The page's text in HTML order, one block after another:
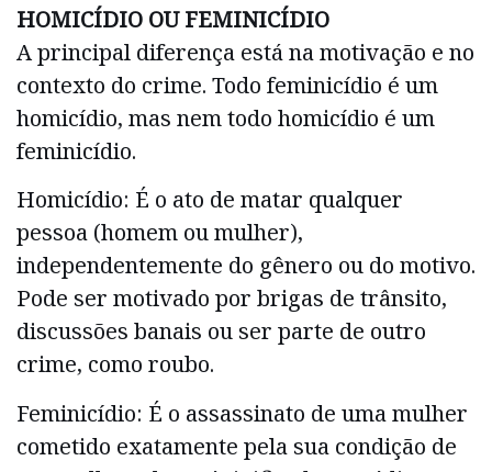
HOMICÍDIO OU FEMINICÍDIO
A principal diferença está na motivação e no
contexto do crime. Todo feminicídio é um
homicídio, mas nem todo homicídio é um
feminicídio.
Homicídio: É o ato de matar qualquer
pessoa (homem ou mulher),
independentemente do gênero ou do motivo.
Pode ser motivado por brigas de trânsito,
discussões banais ou ser parte de outro
crime, como roubo.
Feminicídio: É o assassinato de uma mulher
cometido exatamente pela sua condição de